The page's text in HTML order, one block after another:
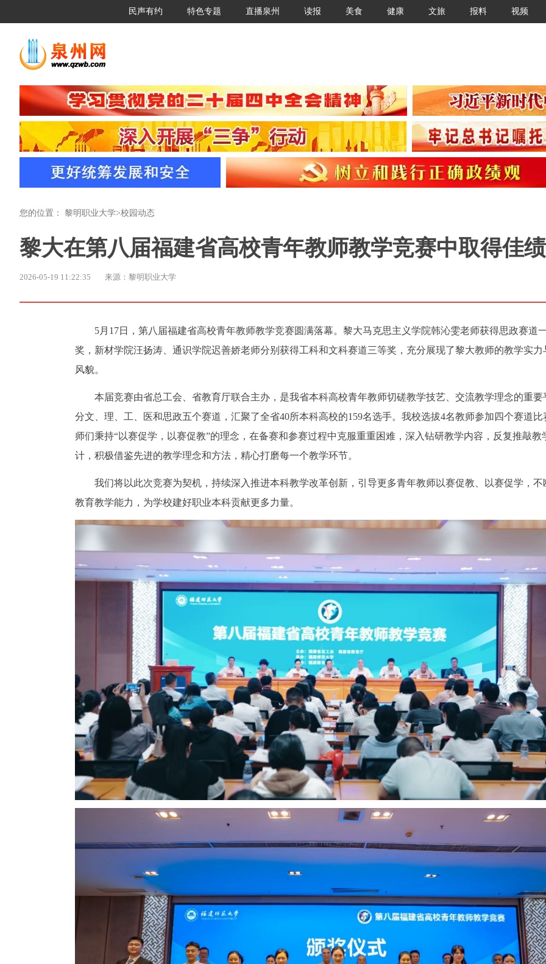
民声有约 特色专题 直播泉州 读报 美食 健康 文旅 报料 视频
您的位置： 黎明职业大学>校园动态
黎大在第八届福建省高校青年教师教学竞赛中取得佳绩
2026-05-19 11:22:35 来源：黎明职业大学
5月17日，第八届福建省高校青年教师教学竞赛圆满落幕。黎大马克思主义学院韩沁雯老师获得思政赛道
奖，新材学院汪扬涛、通识学院迟善娇老师分别获得工科和文科赛道三等奖，充分展现了黎大教师的教学实力
风貌。
本届竞赛由省总工会、省教育厅联合主办，是我省本科高校青年教师切磋教学技艺、交流教学理念的重要
分文、理、工、医和思政五个赛道，汇聚了全省40所本科高校的159名选手。我校选拔4名教师参加四个赛道比
师们秉持“以赛促学，以赛促教”的理念，在备赛和参赛过程中克服重重困难，深入钻研教学内容，反复推敲教
计，积极借鉴先进的教学理念和方法，精心打磨每一个教学环节。
我们将以此次竞赛为契机，持续深入推进本科教学改革创新，引导更多青年教师以赛促教、以赛促学，不
教育教学能力，为学校建好职业本科贡献更多力量。